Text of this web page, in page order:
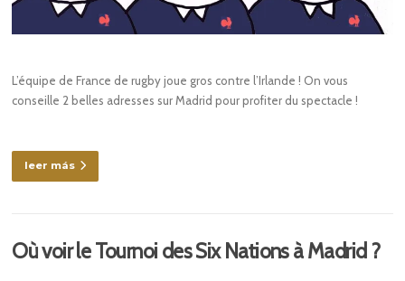
L’équipe de France de rugby joue gros contre l’Irlande ! On vous
conseille 2 belles adresses sur Madrid pour profiter du spectacle !
leer más
Où voir le Tournoi des Six Nations à Madrid ?